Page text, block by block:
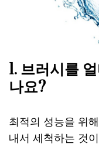
1. 브러시를
나요?
최적의 성능을 위
내서 세척하는 것